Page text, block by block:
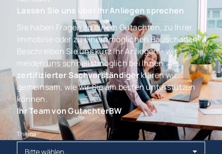
Lassen Sie uns über Ihr Anliegen sprechen
Sie haben Fragen zu einem Gutachten, zu Ihrer
Immobilie oder zu einem möglichen Bauschaden?
Beschreiben Sie uns kurz Ihr Anliegen – wir
melden uns schnellstmöglich bei Ihnen. Als
zertifizierter Sachverständigerklären wir
gemeinsam, wie wir Sie am besten unterstützen
können.
Ihr Team von GutachterBW
Thema